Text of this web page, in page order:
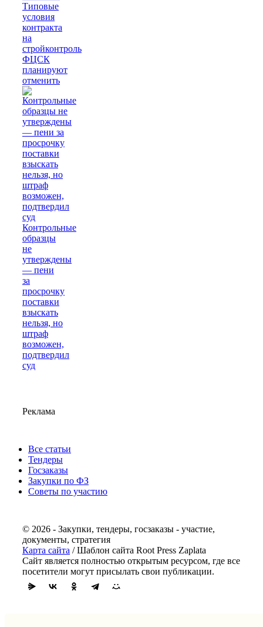
Типовые
условия
контракта
на
стройконтроль
ФЦСК
планируют
отменить
Контрольные
образцы
не
утверждены
— пени
за
просрочку
поставки
взыскать
нельзя, но
штраф
возможен,
подтвердил
суд
Реклама
Все статьи
Тендеры
Госзаказы
Закупки по ФЗ
Советы по участию
© 2026 - Закупки, тендеры, госзаказы - участие,
документы, стратегия
Карта сайта / Шаблон сайта Root Press Zaplata
Сайт является полностью открытым ресурсом, где все
посетители могут присылать свои публикации.